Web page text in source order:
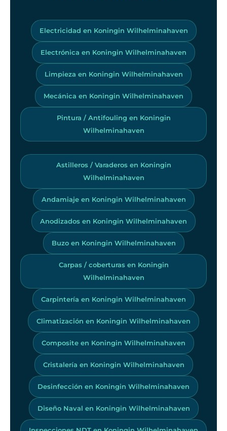
Electricidad en Koningin Wilhelminahaven
Electrónica en Koningin Wilhelminahaven
Limpieza en Koningin Wilhelminahaven
Mecánica en Koningin Wilhelminahaven
Pintura / Antifouling en Koningin
Wilhelminahaven
Astilleros / Varaderos en Koningin
Wilhelminahaven
Andamiaje en Koningin Wilhelminahaven
Anodizados en Koningin Wilhelminahaven
Buzo en Koningin Wilhelminahaven
Carpas / coberturas en Koningin
Wilhelminahaven
Carpintería en Koningin Wilhelminahaven
Climatización en Koningin Wilhelminahaven
Composite en Koningin Wilhelminahaven
Cristalería en Koningin Wilhelminahaven
Desinfección en Koningin Wilhelminahaven
Diseño Naval en Koningin Wilhelminahaven